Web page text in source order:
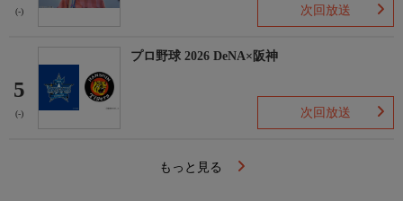
(-) 次回放送
5
(-)
プロ野球 2026 DeNA×阪神
次回放送
もっと見る